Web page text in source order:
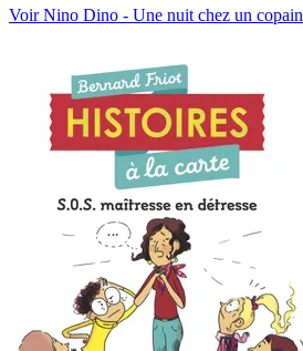
Voir Nino Dino - Une nuit chez un copain